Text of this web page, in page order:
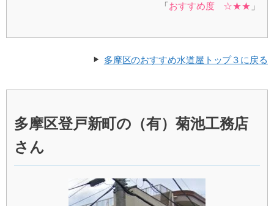
「おすすめ度 ☆★★ 」
多摩区のおすすめ水道屋トップ３に戻る
多摩区登戸新町の（有）菊池工務店
さん